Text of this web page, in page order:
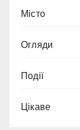
Місто
Огляди
Події
Цікаве